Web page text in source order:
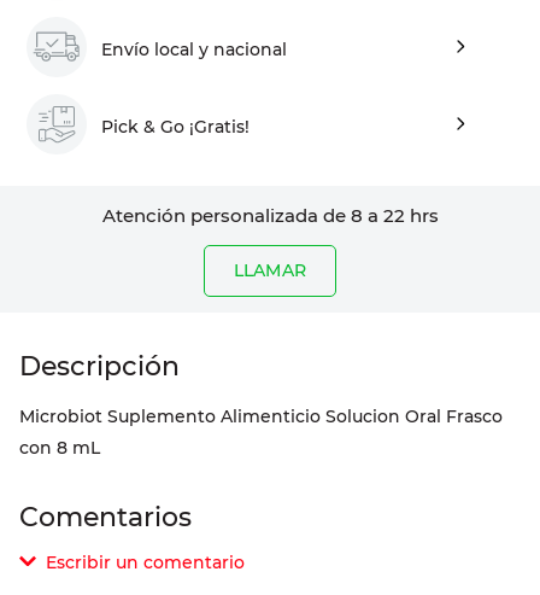
Envío local y nacional
Pick & Go ¡Gratis!
Atención personalizada de 8 a 22 hrs
LLAMAR
Microbiot Suplemento Alimenticio Solucion Oral Frasco
con 8 mL
Comentarios
Escribir un comentario